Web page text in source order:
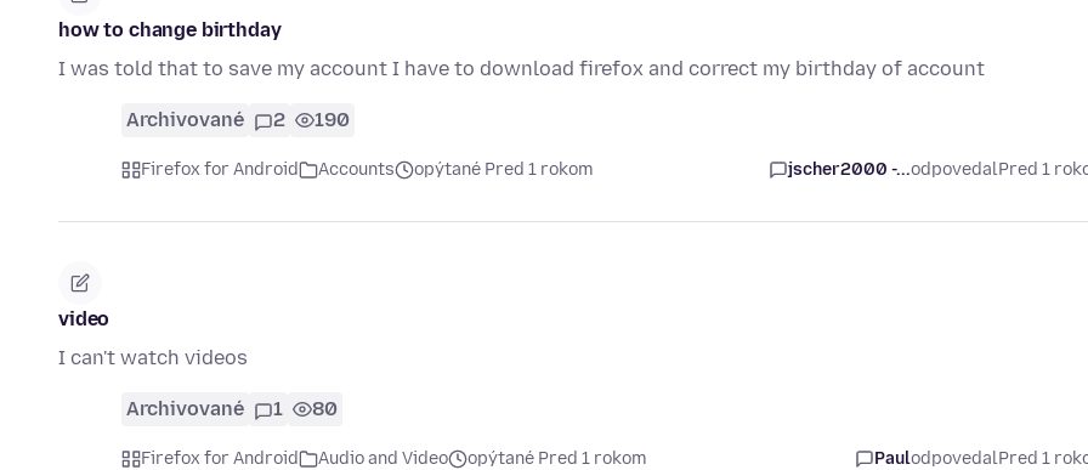
how to change birthday
I was told that to save my account I have to download firefox and correct my birthday of account
Archivované 2 190
Firefox for Android Accounts opýtané Pred 1 rokom jscher2000 -...odpovedalPred 1
video
I can't watch videos
Archivované 1 80
Firefox for Android Audio and Video opýtané Pred 1 rokom PaulodpovedalPred 1